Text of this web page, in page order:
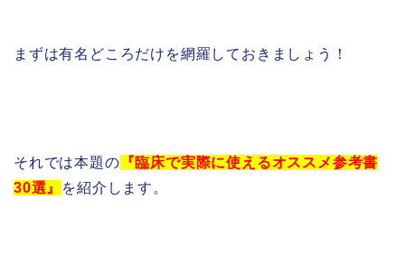
まずは有名どころだけを網羅しておきましょう！
それでは本題の 『臨床で実際に使えるオススメ参考書
30選』
を紹介します。